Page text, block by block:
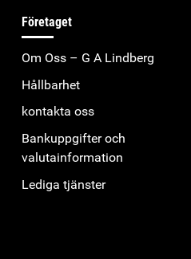
Företaget
Om Oss – G A Lindberg
Hållbarhet
kontakta oss
Bankuppgifter och
valutainformation
Lediga tjänster